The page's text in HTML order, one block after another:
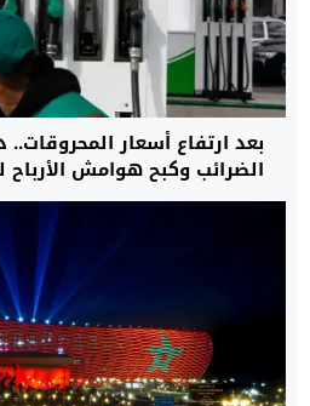
بعد ارتفاع أسعار
الضرائب وكبح هوامش الأرباح
القدرة